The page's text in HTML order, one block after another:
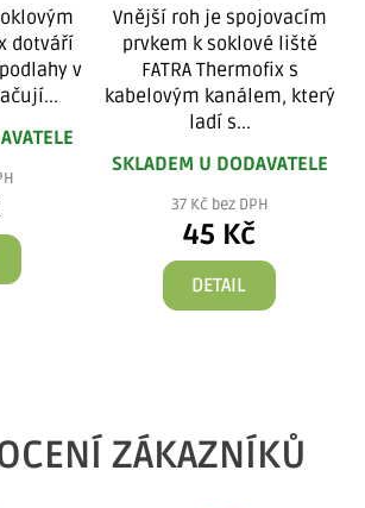
dotváří
v
Vnější roh je spojovacím
prvkem k soklové liště
FATRA Thermofix s
kabelovým kanálem, který
ladí s...
SKLADEM U DODAVATELE
37 Kč bez DPH
45 Kč
DETAIL
ZÁKAZNÍKŮ